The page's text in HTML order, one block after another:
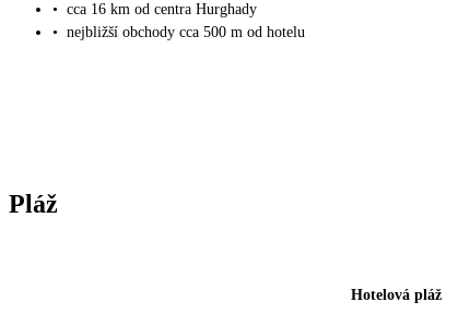
• cca 16 km od centra Hurghady
• nejbližší obchody cca 500 m od hotelu
Pláž
Hotelová pláž